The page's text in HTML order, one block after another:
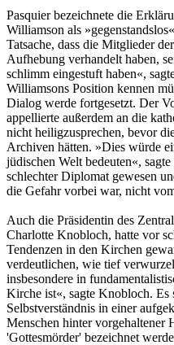
Pasquier bezeichnete die
Williamson als
Tatsache, dass die Mitglieder
Aufhebung verhandelt haben,
schlimm eingestuft haben«,
Williamsons Position kennen
Dialog werde fortgesetzt. Der
appellierte außerdem an die
nicht heiligzusprechen, bevor
Archiven hätten. »Dies würde
jüdischen Welt bedeuten«,
schlechter Diplomat gewesen
die Gefahr vorbei war, nicht
Auch die Präsidentin des
Charlotte Knobloch, hatte vor
Tendenzen in den Kirchen
verdeutlichen, wie tief
insbesondere in
Kirche ist«, sagte Knobloch. Es
Selbstverständnis in einer
Menschen hinter vorgehaltener
'Gottesmörder' bezeichnet